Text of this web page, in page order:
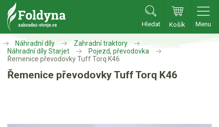
Hledat Košík Menu
Zahradní traktory
Zahradní traktory
Zahradní ridery
Náhradní díly
Zahradní traktory
Náhradní díly Starjet
Pojezd, převodovka
Řemenice převodovky Tuff Torq K46
Řemenice převodovky Tuff Torq K46